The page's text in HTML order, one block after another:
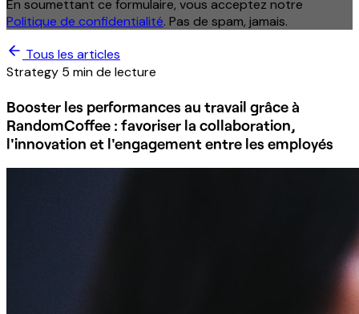
En soumettant ce formulaire, vous acceptez notre
Politique de confidentialité. Pas de spam, jamais.
Tous les articles
Strategy 5 min de lecture
Booster les performances au travail grâce à
RandomCoffee : favoriser la collaboration,
l'innovation et l'engagement entre les employés